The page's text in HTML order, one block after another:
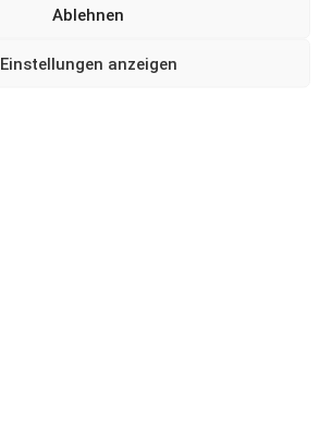
Ablehnen
Einstellungen anzeigen